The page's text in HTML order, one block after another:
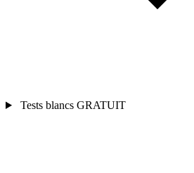
Tests blancs GRATUIT